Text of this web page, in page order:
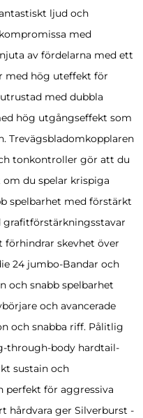
ljud och
med
av fördelarna med ett
med hög uteffekt för
med dubbla
hög utgångseffekt som
Trevägsbladomkopplaren
tonkontroller gör att du
du spelar krispiga
spelbarhet med förstärkt
grafitförstärkningsstavar
skevhet över
24 jumbo-Bandar och
och snabb spelbarhet
och avancerade
och snabba riff. Pålitlig
through-body hardtail-
sustain och
för aggressiva
hårdvara ger Silverburst -